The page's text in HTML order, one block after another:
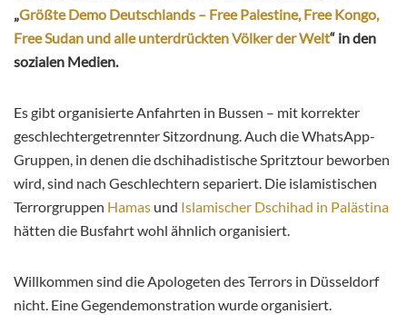
„Größte Demo Deutschlands – Free Palestine, Free Kongo,
Free Sudan und alle unterdrückten Völker der Welt“ in den
sozialen Medien.
Es gibt organisierte Anfahrten in Bussen – mit korrekter
geschlechtergetrennter Sitzordnung. Auch die WhatsApp-
Gruppen, in denen die dschihadistische Spritztour beworben
wird, sind nach Geschlechtern separiert. Die islamistischen
Terrorgruppen Hamas und Islamischer Dschihad in Palästina
hätten die Busfahrt wohl ähnlich organisiert.
Willkommen sind die Apologeten des Terrors in Düsseldorf
nicht. Eine Gegendemonstration wurde organisiert.